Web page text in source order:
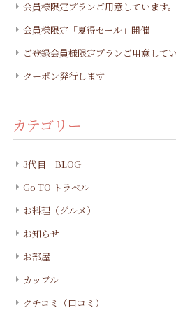
会員様限定プランご用意しています。
会員様限定「夏得セール」開催
ご登録会員様限定プランご用意してい
クーポン発行します
カテゴリー
3代目 BLOG
Go TO トラベル
お料理（グルメ）
お知らせ
お部屋
カップル
クチコミ（口コミ）